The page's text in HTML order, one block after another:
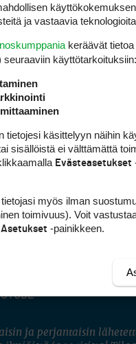
ja perjantaisin
ja vastaavia
keräävät
käyttötarkoituksiin:
tietojesi käsittelyyn näihin
sisällöistä ei välttämättä
Evästeasetukset
myös ilman
toimivuus). Voit
Asetukset -painikkeen.